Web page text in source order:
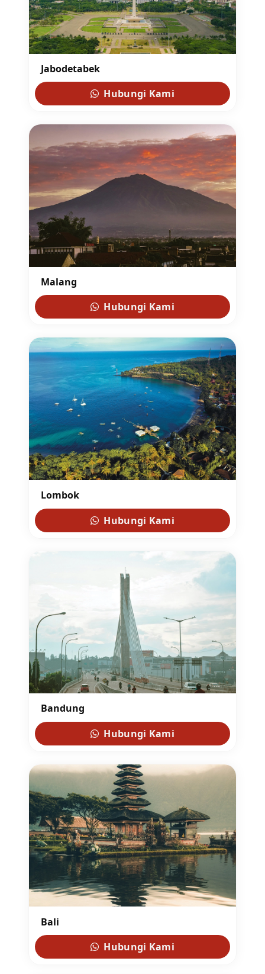
Jabodetabek
Hubungi Kami
Malang
Hubungi Kami
Lombok
Hubungi Kami
Bandung
Hubungi Kami
Bali
Hubungi Kami